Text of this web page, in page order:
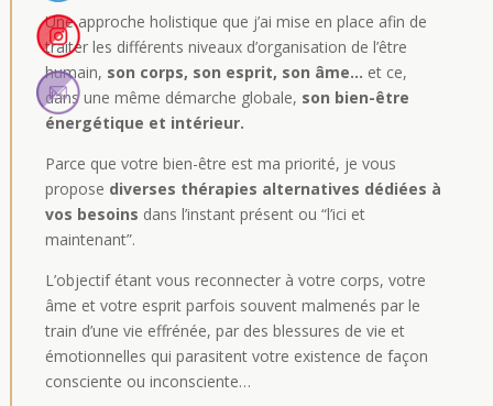
Une approche holistique que j’ai mise en place afin de
traiter les différents niveaux d’organisation de l’être
humain, son corps, son esprit, son âme… et ce,
dans une même démarche globale, son bien-être
énergétique et intérieur.
Parce que votre bien-être est ma priorité, je vous
propose diverses thérapies alternatives dédiées à
vos besoins dans l’instant présent ou “l’ici et
maintenant”.
L’objectif étant vous reconnecter à votre corps, votre
âme et votre esprit parfois souvent malmenés par le
train d’une vie effrénée, par des blessures de vie et
émotionnelles qui parasitent votre existence de façon
consciente ou inconsciente…